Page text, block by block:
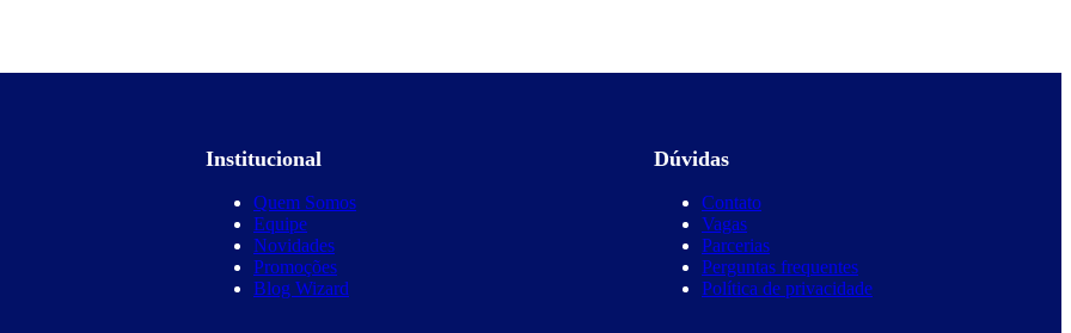
Institucional
Quem Somos
Equipe
Novidades
Promoções
Blog Wizard
Dúvidas
Contato
Vagas
Parcerias
Perguntas frequentes
Política de privacidade